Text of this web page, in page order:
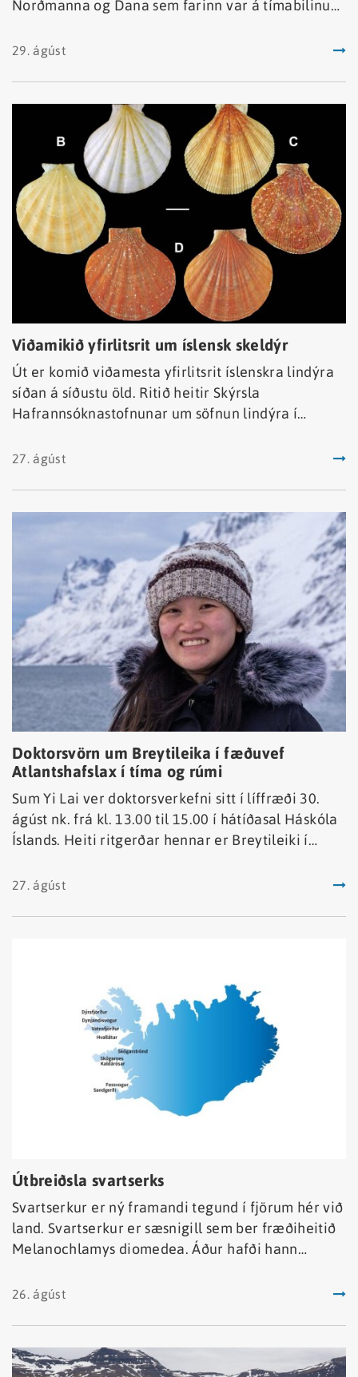
Norðmanna og Dana sem farinn var á tímabilinu
29. ágúst
Viðamikið yfirlitsrit um íslensk skeldýr
Út er komið viðamesta yfirlitsrit íslenskra lindýra
síðan á síðustu öld. Ritið heitir Skýrsla
Hafrannsóknastofnunar um söfnun lindýra í
27. ágúst
Doktorsvörn um Breytileika í fæðuvef
Atlantshafslax í tíma og rúmi
Sum Yi Lai ver doktorsverkefni sitt í líffræði 30.
ágúst nk. frá kl. 13.00 til 15.00 í hátíðasal Háskóla
Íslands. Heiti ritgerðar hennar er Breytileiki í
hún unnið að doktorsverkefni sínu í nánu samstarfi
27. ágúst
Útbreiðsla svartserks
Svartserkur er ný framandi tegund í fjörum hér við
land. Svartserkur er sæsnigill sem ber fræðiheitið
Melanochlamys diomedea. Áður hafði hann
fundarstaðurinn utan þess er á Íslandi.
26. ágúst